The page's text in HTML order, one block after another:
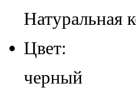
Натуральная
Цвет:
черный